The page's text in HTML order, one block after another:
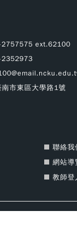
ext.62100
市東區大學路1號
聯絡我
網站導
教師登